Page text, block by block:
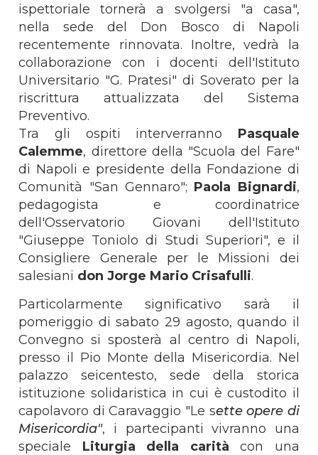
ispettoriale tornerà a svolgersi "a casa",
nella sede del Don Bosco di Napoli
recentemente rinnovata. Inoltre, vedrà la
collaborazione con i docenti dell'Istituto
Universitario "G. Pratesi" di Soverato per la
riscrittura attualizzata del Sistema
Preventivo.
Tra gli ospiti interverranno Pasquale
Calemme, direttore della "Scuola del Fare"
di Napoli e presidente della Fondazione di
Comunità "San Gennaro"; Paola Bignardi,
pedagogista e coordinatrice
dell'Osservatorio Giovani dell'Istituto
"Giuseppe Toniolo di Studi Superiori", e il
Consigliere Generale per le Missioni dei
salesiani don Jorge Mario Crisafulli.
Particolarmente significativo sarà il
pomeriggio di sabato 29 agosto, quando il
Convegno si sposterà al centro di Napoli,
presso il Pio Monte della Misericordia. Nel
palazzo seicentesto, sede della storica
istituzione solidaristica in cui è custodito il
capolavoro di Caravaggio "Le sette opere di
Misericordia", i partecipanti vivranno una
speciale Liturgia della carità con una